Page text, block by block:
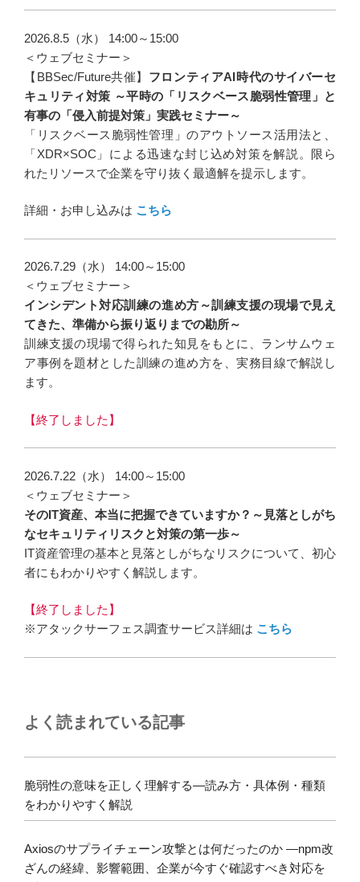
2026.8.5（水） 14:00～15:00
＜ウェブセミナー＞
【BBSec/Future共催】 フロンティアAI時代のサイバーセ
キュリティ対策 ～平時の「リスクベース脆弱性管理」と
有事の「侵入前提対策」実践セミナー～
「リスクベース脆弱性管理」のアウトソース活用法と、
「XDR×SOC」による迅速な封じ込め対策を解説。限ら
れたリソースで企業を守り抜く最適解を提示します。
詳細・お申し込みは こちら
2026.7.29（水） 14:00～15:00
＜ウェブセミナー＞
インシデント対応訓練の進め方～訓練支援の現場で見え
てきた、準備から振り返りまでの勘所～
訓練支援の現場で得られた知見をもとに、ランサムウェ
ア事例を題材とした訓練の進め方を、実務目線で解説し
ます。
【終了しました】
2026.7.22（水） 14:00～15:00
＜ウェブセミナー＞
そのIT資産、本当に把握できていますか？～見落としがち
なセキュリティリスクと対策の第一歩～
IT資産管理の基本と見落としがちなリスクについて、初心
者にもわかりやすく解説します。
【終了しました】
※アタックサーフェス調査サービス詳細は こちら
よく読まれている記事
脆弱性の意味を正しく理解する―読み方・具体例・種類
をわかりやすく解説
Axiosのサプライチェーン攻撃とは何だったのか ―npm改
ざんの経緯、影響範囲、企業が今すぐ確認すべき対応を